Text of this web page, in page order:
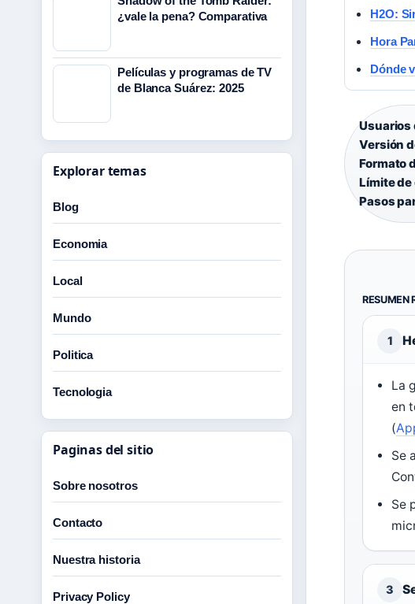
H2O:
Hora
Dónde
Usuarios
Versión
Formato
Límite
Pasos
RESUMEN
1
La
en
(
Se
Se
3
¿vale la pena? Comparativa
Películas y programas de TV
de Blanca Suárez: 2025
Explorar temas
Blog
Economia
Local
Mundo
Politica
Tecnologia
Paginas del sitio
Sobre nosotros
Contacto
Nuestra historia
Privacy Policy